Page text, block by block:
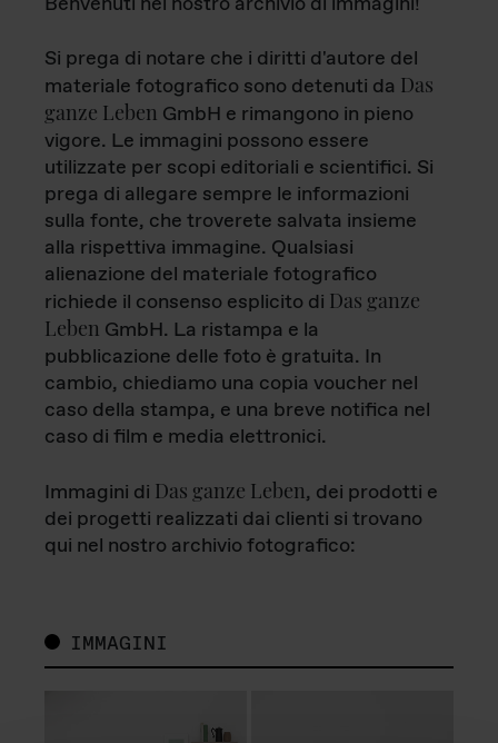
Si prega di notare che i diritti d'autore del
materiale fotografico sono detenuti da Das
ganze Leben GmbH e rimangono in pieno
vigore. Le immagini possono essere
utilizzate per scopi editoriali e scientifici. Si
prega di allegare sempre le informazioni
sulla fonte, che troverete salvata insieme
alla rispettiva immagine. Qualsiasi
alienazione del materiale fotografico
richiede il consenso esplicito di Das ganze
Leben GmbH. La ristampa e la
pubblicazione delle foto è gratuita. In
cambio, chiediamo una copia voucher nel
caso della stampa, e una breve notifica nel
caso di film e media elettronici.
Immagini di Das ganze Leben, dei prodotti e
dei progetti realizzati dai clienti si trovano
qui nel nostro archivio fotografico:
IMMAGINI